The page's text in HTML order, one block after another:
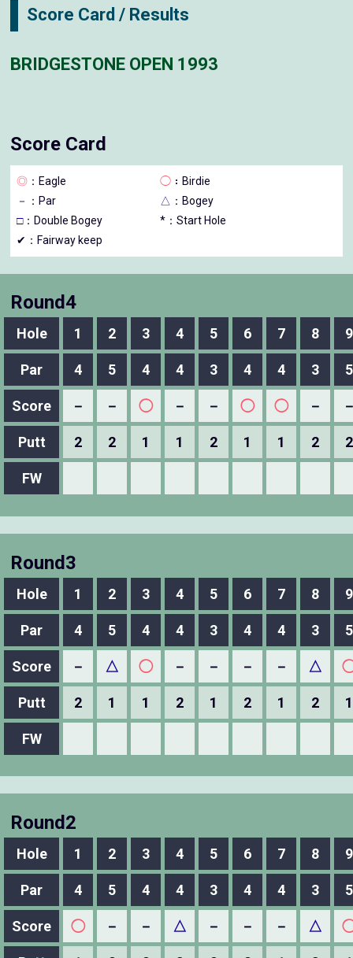
Score Card / Results
BRIDGESTONE OPEN 1993
Score Card
◎ ：Eagle ◯ ：Birdie
－
：Par △ ：Bogey
□：Double Bogey
*：Start Hole
✔：Fairway keep
Round4
Hole 1 2 3 4 5 6 7 8 9
Par 4 5 4 4 3 4 4 3 5
Score － － ◯ － － ◯ ◯ －
Putt 2 2 1 1 2 1 1 2 2
FW
Round3
Hole 1 2 3 4 5 6 7 8 9
Par 4 5 4 4 3 4 4 3 5
Score － △ ◯ － － － － △
Putt 2 1 1 2 1 2 1 2 1
FW
Round2
Hole 1 2 3 4 5 6 7 8 9
Par 4 5 4 4 3 4 4 3 5
Score ◯ － － △ － － － △